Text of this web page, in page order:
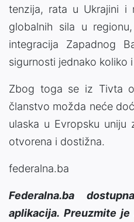
tenzija, rata u Ukrajini i
globalnih sila u
integracija Zapadnog
sigurnosti jednako koliko
Zbog toga se iz Tivta
članstvo možda neće
ulaska u Evropsku uniju
otvorena i dostižna.
federalna.ba
Federalna.ba
aplikacija. Preuzmite je